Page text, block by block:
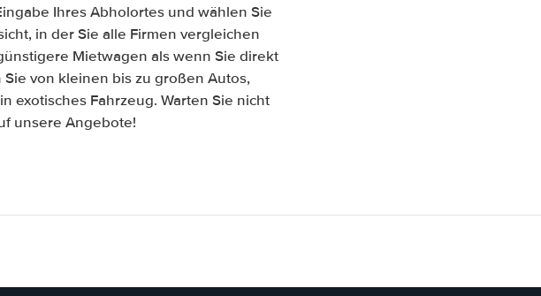
Ihres Abholortes und wählen Sie
in der Sie alle Firmen vergleichen
Mietwagen als wenn Sie direkt
von kleinen bis zu großen Autos,
exotisches Fahrzeug. Warten Sie nicht
unsere Angebote!